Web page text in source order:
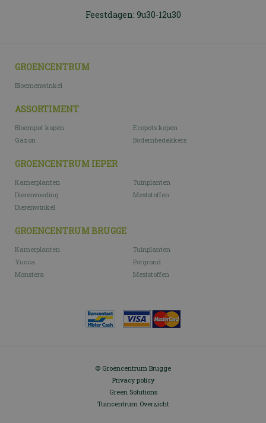
Feestdagen: 9u30-12u30
GROENCENTRUM
Bloemenwinkel
ASSORTIMENT
Bloempot kopen
Ecopots kopen
Gazon
Bodembedekkers
GROENCENTRUM IEPER
Kamerplanten
Tuinplanten
Dierenvoeding
Meststoffen
Dierenwinkel
GROENCENTRUM BRUGGE
Kamerplanten
Tuinplanten
Yucca
Potgrond
Monstera
Meststoffen
© Groencentrum Brugge
Privacy policy
Green Solutions
Tuincentrum Overzicht